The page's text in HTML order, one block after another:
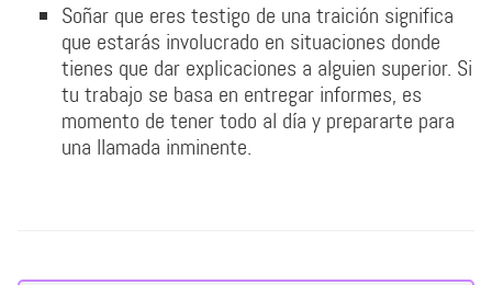
Soñar que eres testigo de una traición significa
que estarás involucrado en situaciones donde
tienes que dar explicaciones a alguien superior. Si
tu trabajo se basa en entregar informes, es
momento de tener todo al día y prepararte para
una llamada inminente.